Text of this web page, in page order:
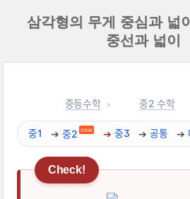
삼각형의 무게 중심과 넓
중선과 넓이
중등수학 중2 수학
중1 중2 now 중3 공통